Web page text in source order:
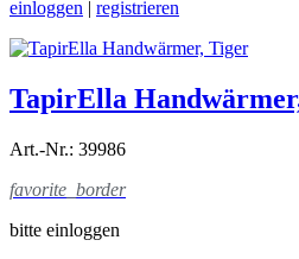
einloggen | registrieren
TapirElla
Art.-Nr.: 39986
favorite_border
bitte einloggen